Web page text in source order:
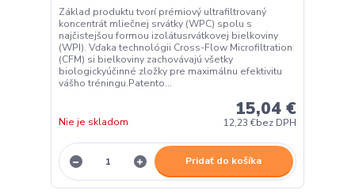
Základ produktu tvorí prémiový ultrafiltrovaný
koncentrát mliečnej srvátky (WPC) spolu s
najčistejšou formou izolátusrvátkovej bielkoviny
(WPI). Vďaka technológii Cross-Flow Microfiltration
(CFM) si bielkoviny zachovávajú všetky
biologickyúčinné zložky pre maximálnu efektivitu
vášho tréningu.Patento...
15,04 €
12,23 €bez DPH
Nie je skladom
Pridať do košíka